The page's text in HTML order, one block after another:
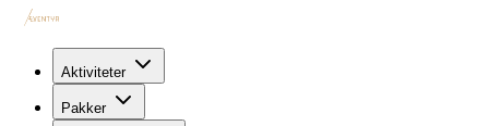
Aktiviteter
Pakker